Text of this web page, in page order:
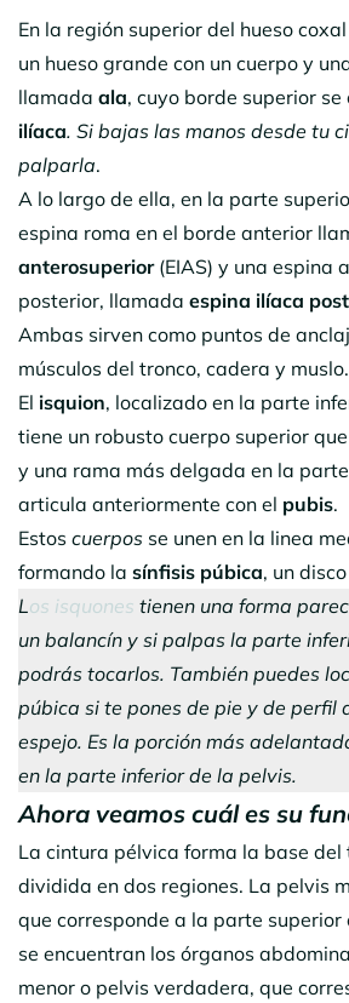
En la región superior del hueso
un hueso grande con un cuerpo y
llamada ala, cuyo borde superior se
ilíaca. Si bajas las manos desde tu
palparla.
A lo largo de ella, en la parte
espina roma en el borde anterior
anterosuperior (EIAS) y una espina
posterior, llamada espina ilíaca
Ambas sirven como puntos de
músculos del tronco, cadera y muslo.
El isquion, localizado en la parte
tiene un robusto cuerpo superior
y una rama más delgada en la
articula anteriormente con el pubis.
Estos cuerpos se unen en la linea
formando la sínfisis púbica, un
Los isquones tienen una forma
un balancín y si palpas la parte
podrás tocarlos. También puedes
púbica si te pones de pie y de perfil
espejo. Es la porción más
en la parte inferior de la pelvis.
Ahora veamos cuál es su
La cintura pélvica forma la base del
dividida en dos regiones. La pelvis
que corresponde a la parte superior
se encuentran los órganos
menor o pelvis verdadera, que